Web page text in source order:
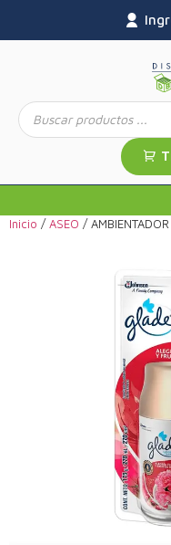
Inicio /ASEO /